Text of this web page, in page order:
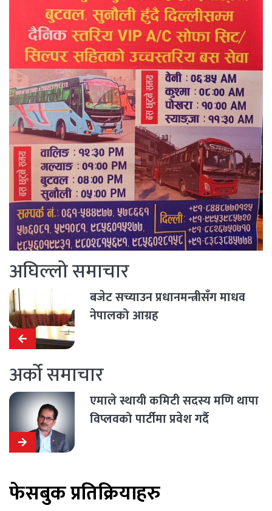
अघिल्लो समाचार
बजेट सच्याउन प्रधानमन्त्रीसँग माधव
नेपालको आग्रह
अर्को समाचार
एमाले स्थायी कमिटी सदस्य मणि थापा
विप्लवको पार्टीमा प्रवेश गर्दै
फेसबुक प्रतिक्रियाहरु